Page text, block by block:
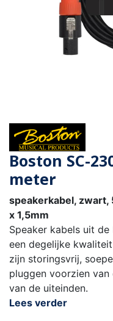
Boston SC-
meter
speakerkabel, zwart,
x 1,5mm
Speaker kabels uit
een degelijke
zijn storingsvrij,
pluggen voorzien
van de uiteinden.
Lees verder